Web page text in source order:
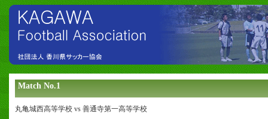
Match No.1
丸亀城西高等学校 vs 善通寺第一高等学校